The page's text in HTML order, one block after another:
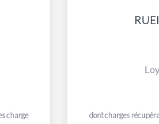
charge
dont charges